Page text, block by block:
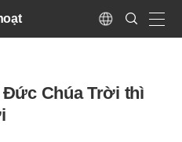
Language
Search
Submit
Chúa Trời thì